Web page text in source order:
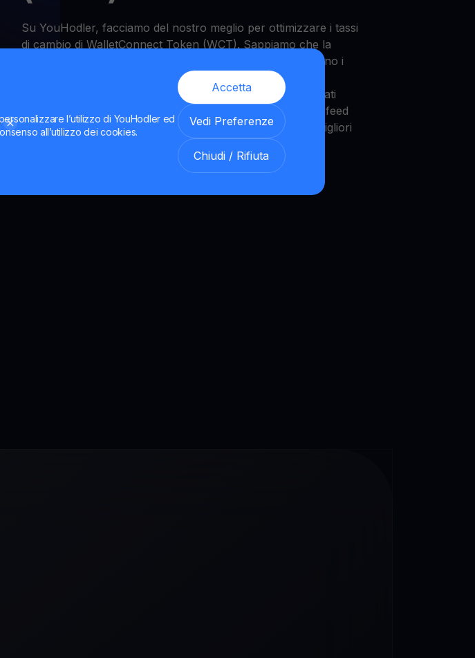
l’utilizzo di YouHodler ed
all’utilizzo dei cookies.
Accetta
Vedi Preferenze
Chiudi / Rifiuta
Su YouHodler, facciamo del nostro meglio per ottimizzare i tassi
di cambio di WalletConnect Token (WCT). Sappiamo che la
nostra piattaforma è popolare tra gli utenti e che desiderano i
tassi di cambio più accurati possibili, in modo che le loro
operazioni siano più redditizie. Ecco perché prendiamo i dati
dalle borse più popolari, oltre alla tecnologia oracle price feed
dell'utente: garantiamo che non troverai tassi di cambio migliori